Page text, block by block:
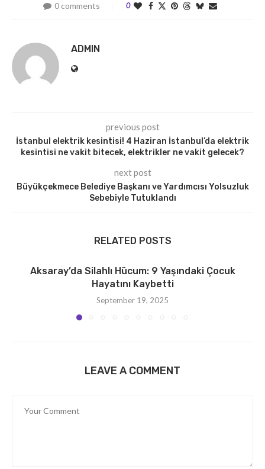
0 comments 0
ADMIN
previous post
İstanbul elektrik kesintisi! 4 Haziran İstanbul’da elektrik
kesintisi ne vakit bitecek, elektrikler ne vakit gelecek?
next post
Büyükçekmece Belediye Başkanı ve Yardımcısı Yolsuzluk
Sebebiyle Tutuklandı
RELATED POSTS
Aksaray’da Silahlı Hücum: 9 Yaşındaki Çocuk
Hayatını Kaybetti
September 19, 2025
LEAVE A COMMENT